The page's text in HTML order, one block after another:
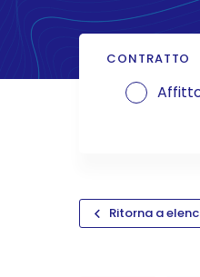
CONTRATTO
Ritorna a